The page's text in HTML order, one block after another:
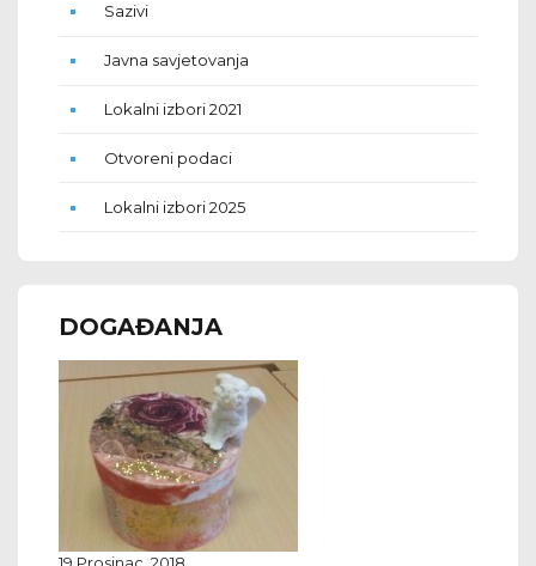
Sazivi
Javna savjetovanja
Lokalni izbori 2021
Otvoreni podaci
Lokalni izbori 2025
DOGAĐANJA
19 Prosinac, 2018